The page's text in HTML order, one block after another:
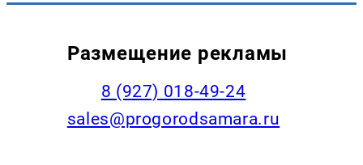
Размещение рекламы
8 (927) 018-49-24
sales@progorodsamara.ru